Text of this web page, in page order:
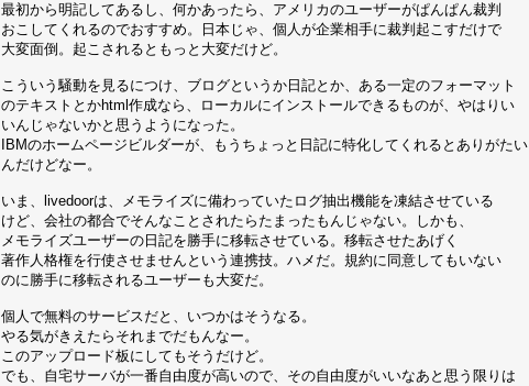
最初から明記してあるし、何かあったら、アメリカのユーザーがぱんぱん裁判
おこしてくれるのでおすすめ。日本じゃ、個人が企業相手に裁判起こすだけで
大変面倒。起こされるともっと大変だけど。
こういう騒動を見るにつけ、ブログというか日記とか、ある一定のフォーマット
のテキストとかhtml作成なら、ローカルにインストールできるものが、やはりい
いんじゃないかと思うようになった。
IBMのホームページビルダーが、もうちょっと日記に特化してくれるとありがたい
んだけどなー。
いま、livedoorは、メモライズに備わっていたログ抽出機能を凍結させている
けど、会社の都合でそんなことされたらたまったもんじゃない。しかも、
メモライズユーザーの日記を勝手に移転させている。移転させたあげく
著作人格権を行使させませんという連携技。ハメだ。規約に同意してもいない
のに勝手に移転されるユーザーも大変だ。
個人で無料のサービスだと、いつかはそうなる。
やる気がきえたらそれまでだもんなー。
このアップロード板にしてもそうだけど。
でも、自宅サーバが一番自由度が高いので、その自由度がいいなあと思う限りは